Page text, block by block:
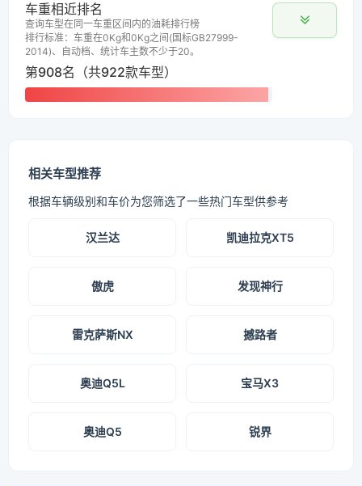
车重相近排名
查询车型在同一车重区间内的油耗排行榜
排行标准：车重在0Kg和0Kg之间(国标GB27999-
2014)、自动档、统计车主数不少于20。
第908名（共922款车型）
相关车型推荐
根据车辆级别和车价为您筛选了一些热门车型供参考
汉兰达 凯迪拉克XT5
傲虎 发现神行
雷克萨斯NX 撼路者
奥迪Q5L 宝马X3
奥迪Q5 锐界